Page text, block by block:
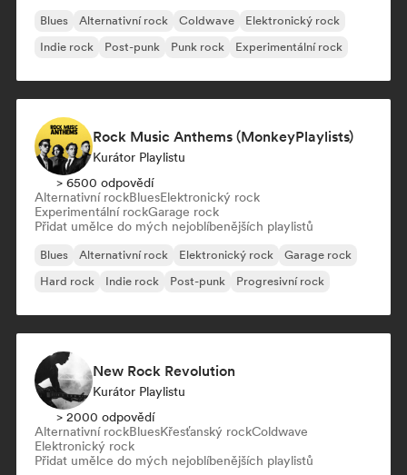
Blues Alternativní rock Coldwave
Elektronický rock
Indie rock
Post-punk Punk rock Experimentální rock
Rock Music Anthems (MonkeyPlaylists)
Kurátor Playlistu
> 6500 odpovědí
Alternativní rockBluesElektronický rock
Experimentální rockGarage rock
Přidat umělce do mých nejoblíbenějších playlistů
Blues Alternativní rock Elektronický rock
Garage rock
Hard rock
Indie rock Post-punk Progresivní rock
New Rock Revolution
Kurátor Playlistu
> 2000 odpovědí
Alternativní rockBluesKřesťanský rockColdwave
Elektronický rock
Přidat umělce do mých nejoblíbenějších playlistů